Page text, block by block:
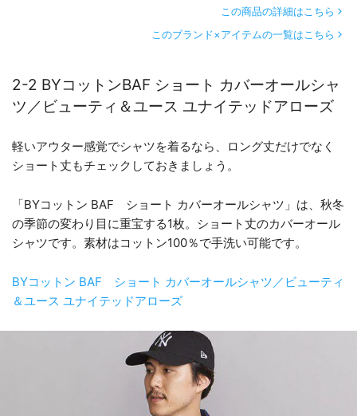
この商品の詳細はこちら
このブランド×アイテムの一覧はこちら
2-2 BYコットンBAF ショート カバーオールシャ
ツ／ビューティ＆ユース ユナイテッドアローズ
軽いアウター感覚でシャツを着るなら、ロング丈だけでなく
ショート丈もチェックしておきましょう。
「BYコットン BAF ショート カバーオールシャツ」は、秋冬
の季節の変わり目に重宝する1枚。ショート丈のカバーオール
シャツです。素材はコットン100％で手洗い可能です。
BYコットン BAF ショート カバーオールシャツ／ビューティ
＆ユース ユナイテッドアローズ